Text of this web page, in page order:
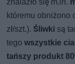
któremu obniżono
zł/szt.). Śliwki są
tegowszystkie
tańszy produkt